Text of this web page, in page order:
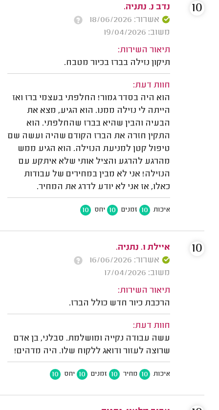
נדב נ. נתניה.
אשרור: 18/06/2026
משוב: 19/04/2026
תיאור השירות:
תיקון נזילה בברז בכיור מטבח.
חוות דעת:
הוא היה בסדר גמור! החלפתי בעצמי ברז ואז
הייתה לי נזילה ממנו. הוא הגיע, מצא את
הבעיה והבין שהיא בברז שהחלפתי. הוא
התקין חזרה את הברז הקודם שהיה ועשה שם
טיפול קטן למניעת הנזילה. הוא הגיע ממש
מהרגע להרגע והציל אותי שלא איתקע עם
הנזילה! אני לא מבין במחירים של עבודות
כאלו, אז אני לא יודע לדרג את המחיר.
איכות 10 זמנים 10 יחס 10
10
איילת ו. נתניה.
אשרור: 16/06/2026
משוב: 17/04/2026
תיאור השירות:
הרכבת כיור חדש כולל הברז.
חוות דעת:
עשה עבודה נקייה ומושלמת. סבלני, בן אדם
שרוצה לעזור ודואג ללקוח שלו. היה מדהים!
איכות 10 מחיר 10 זמנים 10 יחס 10
10